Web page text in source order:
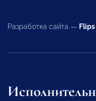
Разработка сайта — Flips